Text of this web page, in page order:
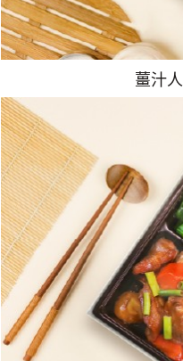
薑汁